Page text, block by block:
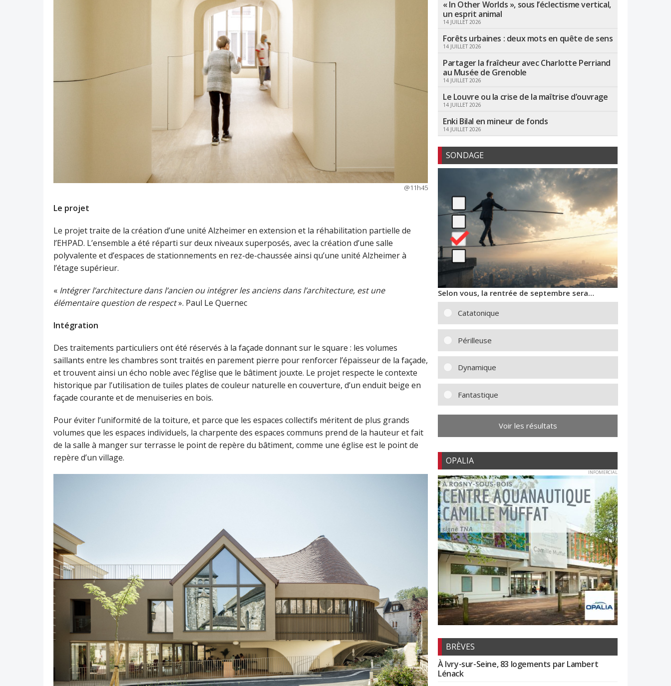
@11h45
Le projet
Le projet traite de la création d’une unité Alzheimer en extension et la réhabilitation partielle de
l’EHPAD. L’ensemble a été réparti sur deux niveaux superposés, avec la création d’une salle
polyvalente et d’espaces de stationnements en rez-de-chaussée ainsi qu’une unité Alzheimer à
l’étage supérieur.
« Intégrer l’architecture dans l’ancien ou intégrer les anciens dans l’architecture, est une
élémentaire question de respect». Paul Le Quernec
Intégration
Des traitements particuliers ont été réservés à la façade donnant sur le square : les volumes
saillants entre les chambres sont traités en parement pierre pour renforcer l’épaisseur de la façade,
et trouvent ainsi un écho noble avec l’église que le bâtiment jouxte. Le projet respecte le contexte
historique par l’utilisation de tuiles plates de couleur naturelle en couverture, d’un enduit beige en
façade courante et de menuiseries en bois.
Pour éviter l’uniformité de la toiture, et parce que les espaces collectifs méritent de plus grands
volumes que les espaces individuels, la charpente des espaces communs prend de la hauteur et fait
de la salle à manger sur terrasse le point de repère du bâtiment, comme une église est le point de
repère d’un village.
« In Other Worlds », sous l’éclectisme vertical,
un esprit animal
14 JUILLET 2026
Forêts urbaines : deux mots en quête de sens
14 JUILLET 2026
Partager la fraîcheur avec Charlotte Perriand
au Musée de Grenoble
14 JUILLET 2026
Le Louvre ou la crise de la maîtrise d’ouvrage
14 JUILLET 2026
Enki Bilal en mineur de fonds
14 JUILLET 2026
SONDAGE
Selon vous, la rentrée de septembre sera…
Catatonique
Périlleuse
Dynamique
Fantastique
Voir les résultats
OPALIA
INFOMERCIAL
BRÈVES
À Ivry-sur-Seine, 83 logements par Lambert
Lénack